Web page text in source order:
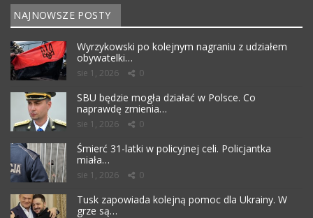
NAJNOWSZE POSTY
Wyrzykowski po kolejnym nagraniu z udziałem
obywatelki…
sie 1, 2026 0
SBU będzie mogła działać w Polsce. Co
naprawdę zmienia…
sie 1, 2026 0
Śmierć 31-latki w policyjnej celi. Policjantka
miała…
sie 1, 2026 0
Tusk zapowiada kolejną pomoc dla Ukrainy. W
grze są…